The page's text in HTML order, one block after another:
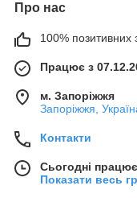
Про нас
100% позитивних з
Працює з
м. Запоріжжя
Запоріжжя,
Контакти
Сьогодні
Показати весь